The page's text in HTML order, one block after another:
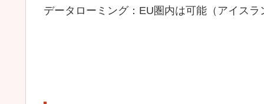
データローミング：EU圏内は可能（アイスラ